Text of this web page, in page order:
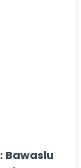
Bawaslu